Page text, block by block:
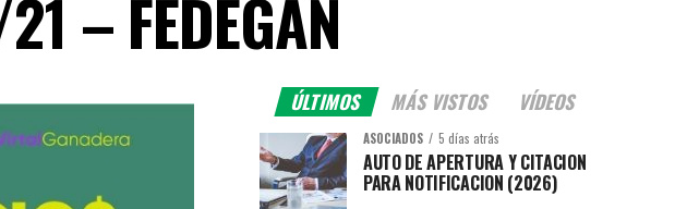
– FEDEGAN
ÚLTIMOS MÁS VISTOS VÍDEOS
ASOCIADOS 5 días atrás
AUTO DE APERTURA Y CITACION
PARA NOTIFICACION (2026)